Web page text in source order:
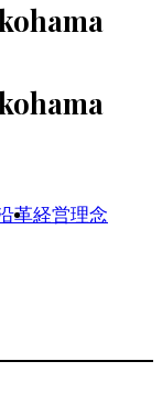
革経営理念